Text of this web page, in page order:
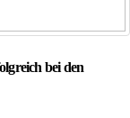
bei den